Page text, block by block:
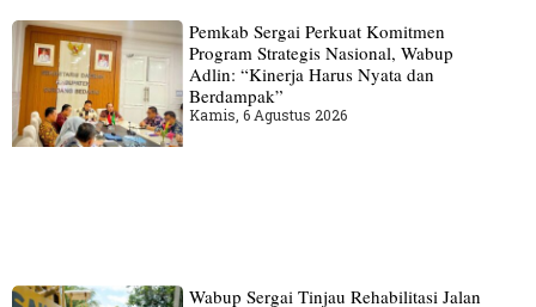
Pemkab Sergai Perkuat Komitmen
Program Strategis Nasional, Wabup
Adlin: “Kinerja Harus Nyata dan
Berdampak”
Kamis, 6 Agustus 2026
Wabup Sergai Tinjau Rehabilitasi Jalan